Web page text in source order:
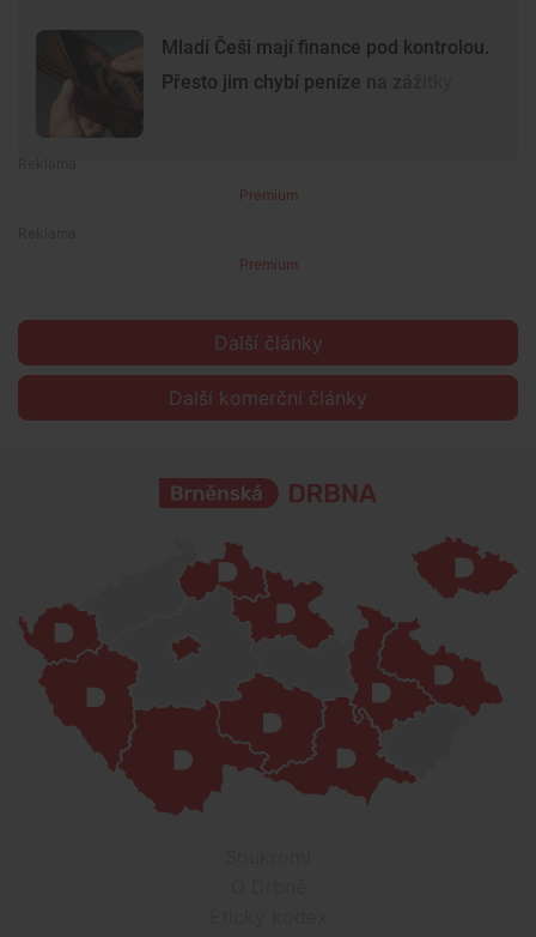
Mladí Češi mají finance pod kontrolou.
Přesto jim chybí peníze na zážitky
Premium
Premium
Další články
Další komerční články